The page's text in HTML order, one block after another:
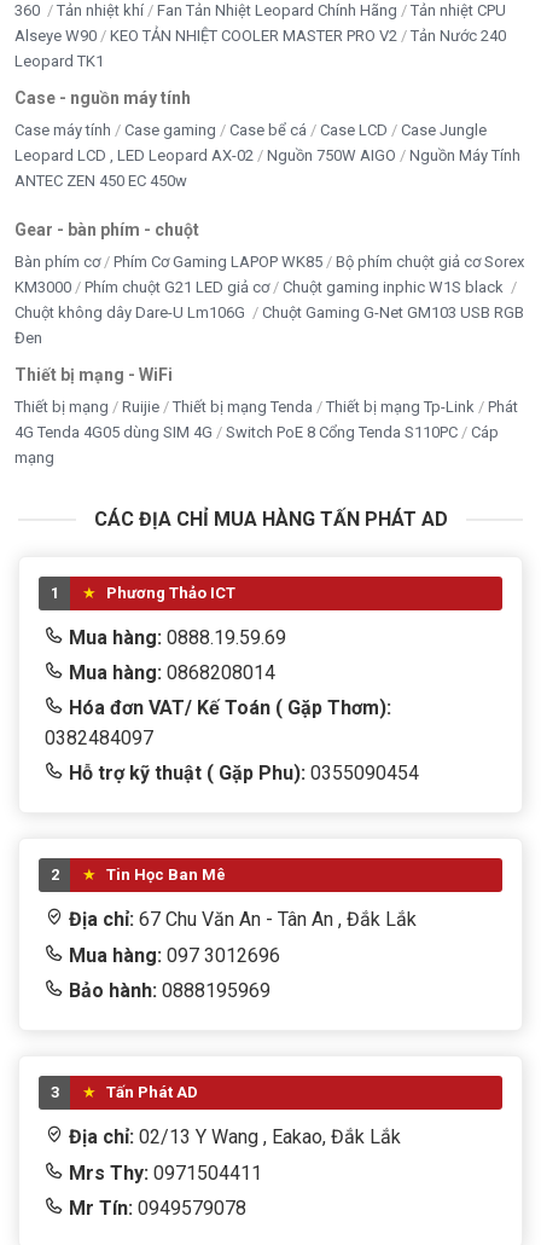
360
Tản nhiệt khí Fan Tản Nhiệt Leopard Chính Hãng
Tản nhiệt CPU
Alseye W90
KEO TẢN NHIỆT COOLER MASTER PRO V2
Tản Nước 240
Leopard TK1
Case - nguồn máy tính
Case máy tính Case gaming Case bể cá Case LCD
Case Jungle
Leopard LCD , LED Leopard AX-02
Nguồn 750W AIGO
Nguồn Máy Tính
ANTEC ZEN 450 EC 450w
Gear - bàn phím - chuột
Bàn phím cơ Phím Cơ Gaming LAPOP WK85
Bộ phím chuột giả cơ Sorex
KM3000
Phím chuột G21 LED giả cơ
Chuột gaming inphic W1S black
Chuột không dây Dare-U Lm106G
Chuột Gaming G-Net GM103 USB RGB
Đen
Thiết bị mạng - WiFi
Thiết bị mạng Ruijie Thiết bị mạng Tenda Thiết bị mạng Tp-Link
Phát
4G Tenda 4G05 dùng SIM 4G
Switch PoE 8 Cổng Tenda S110PC
Cáp
mạng
CÁC ĐỊA CHỈ MUA HÀNG TẤN PHÁT AD
1 Phương Thảo ICT
Mua hàng: 0888.19.59.69
Mua hàng: 0868208014
Hóa đơn VAT/ Kế Toán ( Gặp Thơm):
0382484097
Hỗ trợ kỹ thuật ( Gặp Phu): 0355090454
2 Tin Học Ban Mê
Địa chỉ: 67 Chu Văn An - Tân An , Đắk Lắk
Mua hàng: 097 3012696
Bảo hành: 0888195969
3 Tấn Phát AD
Địa chỉ: 02/13 Y Wang , Eakao, Đắk Lắk
Mrs Thy: 0971504411
Mr Tín: 0949579078